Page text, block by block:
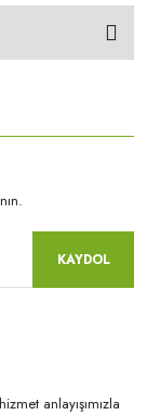
KAYDOL
anlayışımızla